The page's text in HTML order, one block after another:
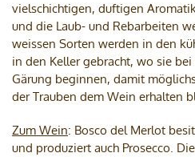
vielschichtigen, duftigen
und die Laub- und Rebarbeiten
weissen Sorten werden in den
in den Keller gebracht, wo sie
Gärung beginnen, damit
der Trauben dem Wein erhalten
Zum Wein: Bosco del Merlot
und produziert auch Prosecco.